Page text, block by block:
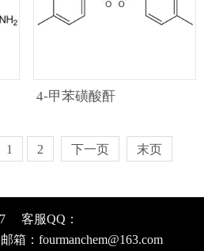
4-甲苯磺酸酐
1 2 下一页 末页
客服QQ：
箱：fourmanchem@163.com